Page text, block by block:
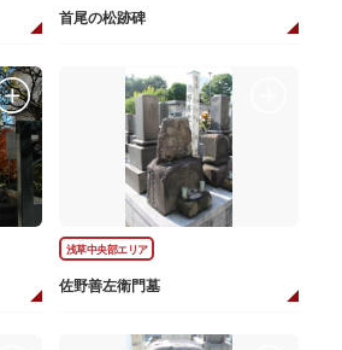
首尾の松跡碑
浅草中央部エリア
佐野善左衛門墓